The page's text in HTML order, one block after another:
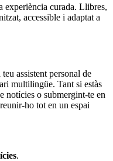
experiència curada. Llibres,
accessible i adaptat a
assistent personal de
multilingüe. Tant si estàs
notícies o submergint-te en
ho tot en un espai
.